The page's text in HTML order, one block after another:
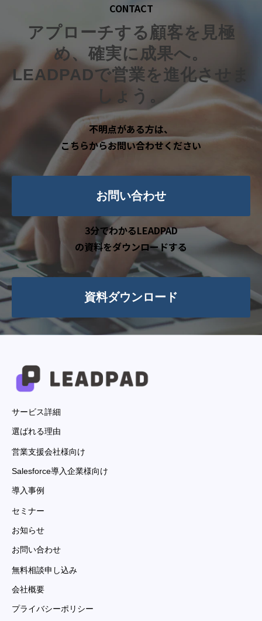
CONTACT
アプローチする顧客を見極
め、確実に成果へ。
LEADPADで営業を進化させま
しょう。
不明点がある方は、
こちらからお問い合わせください
お問い合わせ
3分でわかるLEADPAD
の資料をダウンロードする
資料ダウンロード
サービス詳細
選ばれる理由
営業支援会社様向け
Salesforce導入企業様向け
導入事例
セミナー
お知らせ
お問い合わせ
無料相談申し込み
会社概要
プライバシーポリシー